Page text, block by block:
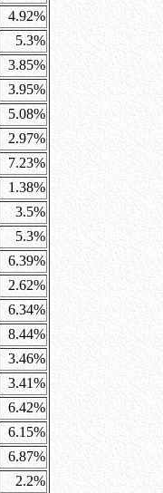
4.92%
5.3%
3.85%
3.95%
5.08%
2.97%
7.23%
1.38%
3.5%
5.3%
6.39%
2.62%
6.34%
8.44%
3.46%
3.41%
6.42%
6.15%
6.87%
2.2%